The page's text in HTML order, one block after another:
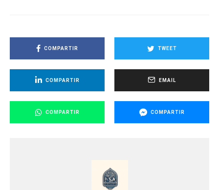
COMPARTIR TWEET
COMPARTIR EMAIL
COMPARTIR COMPARTIR